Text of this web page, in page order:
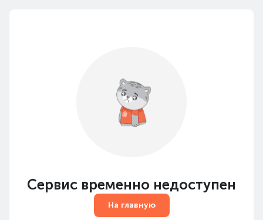
Сервис временно недоступен
На главную